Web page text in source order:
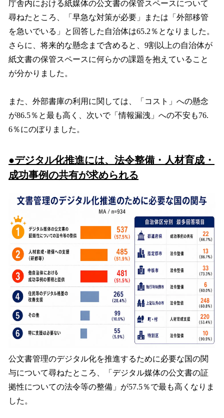
庁舎内における紙媒体の公文書の保管スペースについて
尋ねたところ、「早急な対策が必要」または「外部移管
を急いでいる」と回答した自治体は65.2％となりました。
さらに、将来的な懸念まで含めると、9割以上の自治体が
紙文書の保管スペースに何らかの課題を抱えていること
が分かりました。
また、外部書庫の利用に関しては、「コスト」への懸念
が86.5％と最も高く、次いで「情報漏洩」への不安も76.
6％にのぼりました。
●デジタル化推進には、法令整備・人材育成・
成功事例の共有が求められる
公文書管理のデジタル化を推進するために必要な国の関
与について尋ねたところ、「デジタル媒体の公文書の証
拠性についての法令等の整備」が57.5％で最も高くなりま
した。